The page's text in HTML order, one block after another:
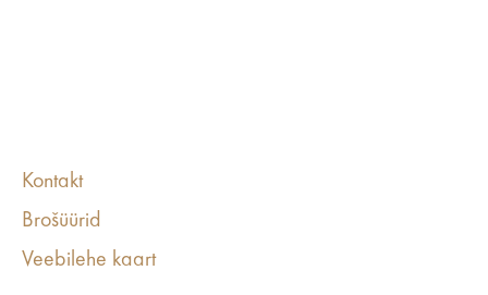
Kontakt
Brošüürid
Veebilehe kaart